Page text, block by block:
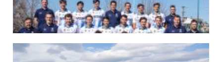
07/08/2026
LAS LEONAS LISTAS PARA DISPUTAR EL MUNDIAL 2026
Del 15 al 30 de agosto, el seleccionado argentino femenino de hockey disputará
la Copa del Mundo en Países Bajos y Bélgica. El debut será ante Estados Unidos.
LEER MÁS